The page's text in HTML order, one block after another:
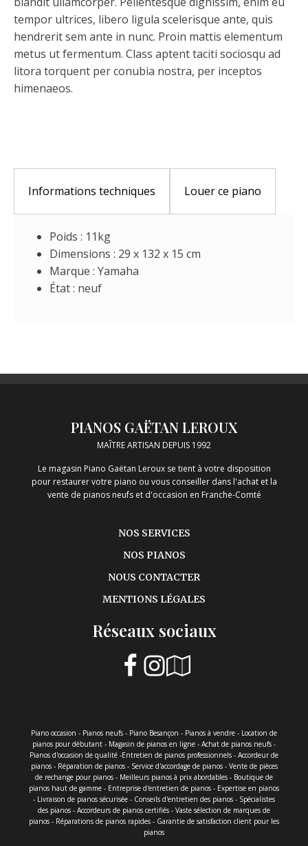
tempor ultrices, libero ligula scelerisque ante, quis
hendrerit sem ante in nunc. Proin mattis elementum
metus ut fermentum. Class aptent taciti sociosqu ad
litora torquent per conubia nostra, per inceptos
himenaeos.
Informations techniques Louer ce piano
Poids : 11kg
Dimensions : 29 x 132 x 15 cm
Marque : Yamaha
État : neuf
PIANOS GAËTAN LEROUX
MAÎTRE ARTISAN DEPUIS 1992
Le magasin Piano Gaëtan Leroux se tient à votre disposition
pour restaurer votre piano ou vous conseiller dans l'achat et la
vente de pianos neufs et d'occasion en Franche-Comté
NOS SERVICES
NOS PIANOS
NOUS CONTACTER
MENTIONS LÉGALES
Réseaux sociaux
Piano occasion - Pianos neufs - Piano Besançon - Pianos à vendre - Location de
pianos pour débutant - Magasin de pianos en ligne - Achat de pianos neufs -
Pianos d'occasion de qualité -Entretien de pianos professionnels - Accordeur de
pianos - Réparation de pianos - Service d'accordage de pianos - Vente de pièces
de rechange pour pianos - Meilleurs pianos à prix abordables - Boutique de
pianos haut de gamme - Entreprise d'entretien de pianos - Expertise en pianos
- Livraison de pianos sécurisée - Conseils d'entretien des pianos - Spécialistes
des pianos - Accordeurs de pianos certifiés - Vaste sélection de marques de
pianos - Réparations de pianos rapides - Garantie de satisfaction client pour les
pianos